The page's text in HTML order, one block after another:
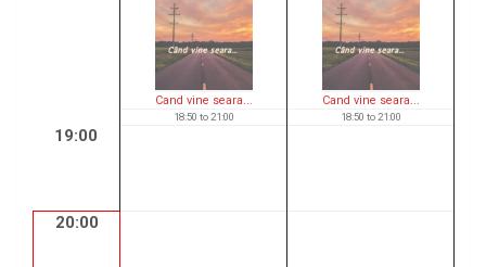
Cand vine seara...
18:50 to21:00
Cand vine seara...
18:50 to21:00
19:00
20:00